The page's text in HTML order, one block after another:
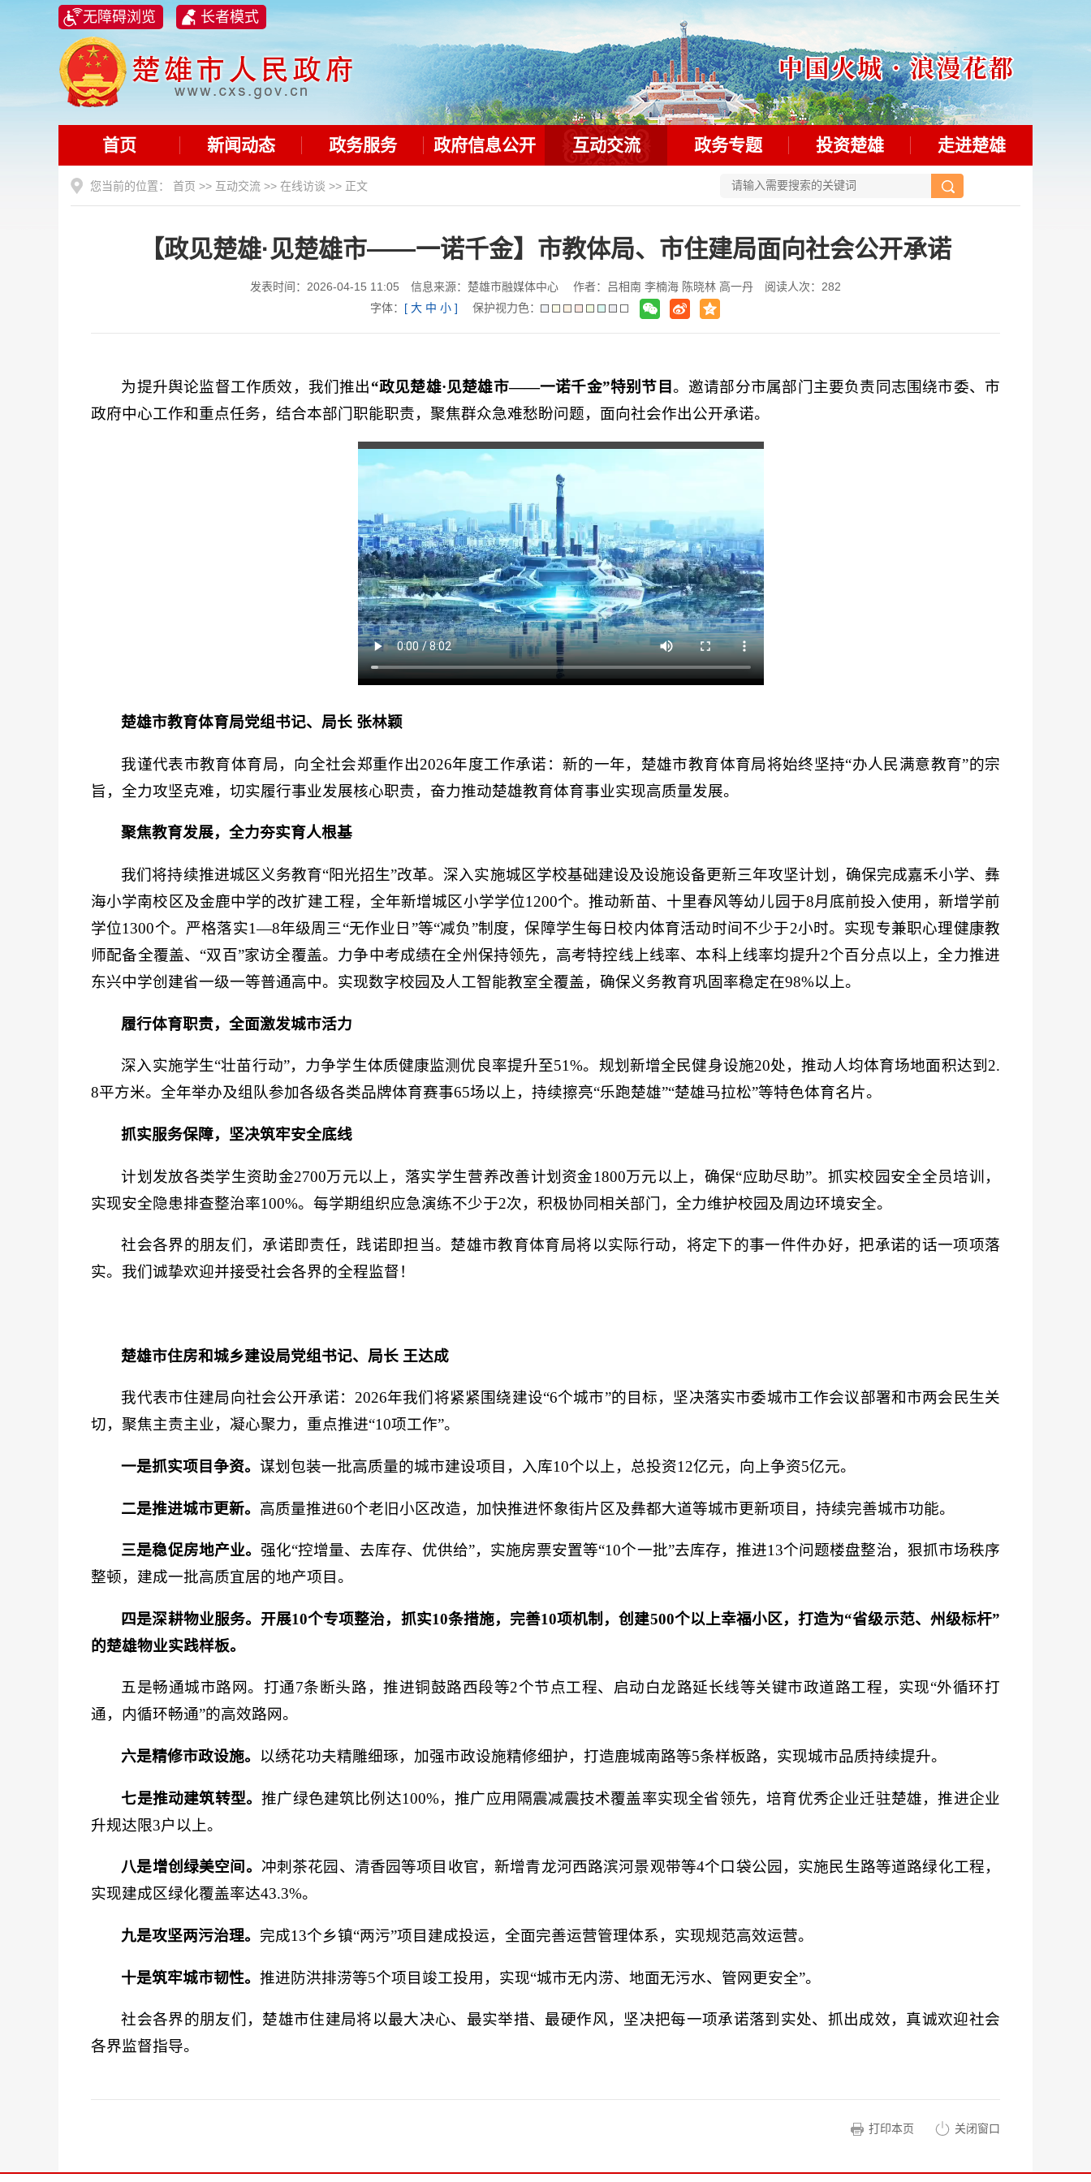
无障碍浏览 长者模式
首页 新闻动态 政务服务 政府信息公开 互动交流 政务专题 投资楚雄 走进楚雄
您当前的位置： 首页 >> 互动交流 >> 在线访谈 >> 正文
【政见楚雄·见楚雄市——一诺千金】市教体局、市住建局面向社会公开承诺
发表时间：2026-04-15 11:05 信息来源：楚雄市融媒体中心 作者：吕相南 李楠海 陈晓林 高一丹 阅读人次： 282
字体： [ 大 中 小] 保护视力色：
为提升舆论监督工作质效，我们推出“政见楚雄·见楚雄市——一诺千金”特别节目。邀请部分市属部门主要负责同志围绕市委、市
政府中心工作和重点任务，结合本部门职能职责，聚焦群众急难愁盼问题，面向社会作出公开承诺。
楚雄市教育体育局党组书记、局长 张林颖
我谨代表市教育体育局，向全社会郑重作出2026年度工作承诺：新的一年，楚雄市教育体育局将始终坚持“办人民满意教育”的宗
旨，全力攻坚克难，切实履行事业发展核心职责，奋力推动楚雄教育体育事业实现高质量发展。
聚焦教育发展，全力夯实育人根基
我们将持续推进城区义务教育“阳光招生”改革。深入实施城区学校基础建设及设施设备更新三年攻坚计划，确保完成嘉禾小学、彝
海小学南校区及金鹿中学的改扩建工程，全年新增城区小学学位1200个。推动新苗、十里春风等幼儿园于8月底前投入使用，新增学前
学位1300个。严格落实1—8年级周三“无作业日”等“减负”制度，保障学生每日校内体育活动时间不少于2小时。实现专兼职心理健康教
师配备全覆盖、“双百”家访全覆盖。力争中考成绩在全州保持领先，高考特控线上线率、本科上线率均提升2个百分点以上，全力推进
东兴中学创建省一级一等普通高中。实现数字校园及人工智能教室全覆盖，确保义务教育巩固率稳定在98%以上。
履行体育职责，全面激发城市活力
深入实施学生“壮苗行动”，力争学生体质健康监测优良率提升至51%。规划新增全民健身设施20处，推动人均体育场地面积达到2.
8平方米。全年举办及组队参加各级各类品牌体育赛事65场以上，持续擦亮“乐跑楚雄”“楚雄马拉松”等特色体育名片。
抓实服务保障，坚决筑牢安全底线
计划发放各类学生资助金2700万元以上，落实学生营养改善计划资金1800万元以上，确保“应助尽助”。抓实校园安全全员培训，
实现安全隐患排查整治率100%。每学期组织应急演练不少于2次，积极协同相关部门，全力维护校园及周边环境安全。
社会各界的朋友们，承诺即责任，践诺即担当。楚雄市教育体育局将以实际行动，将定下的事一件件办好，把承诺的话一项项落
实。我们诚挚欢迎并接受社会各界的全程监督！
楚雄市住房和城乡建设局党组书记、局长 王达成
我代表市住建局向社会公开承诺：2026年我们将紧紧围绕建设“6个城市”的目标，坚决落实市委城市工作会议部署和市两会民生关
切，聚焦主责主业，凝心聚力，重点推进“10项工作”。
一是抓实项目争资。谋划包装一批高质量的城市建设项目，入库10个以上，总投资12亿元，向上争资5亿元。
二是推进城市更新。 高质量推进60个老旧小区改造，加快推进怀象街片区及彝都大道等城市更新项目，持续完善城市功能。
三是稳促房地产业。 强化“控增量、去库存、优供给”，实施房票安置等“10个一批”去库存，推进13个问题楼盘整治，狠抓市场秩序
整顿，建成一批高质宜居的地产项目。
四是深耕物业服务。开展10个专项整治，抓实10条措施，完善10项机制，创建500个以上幸福小区，打造为“省级示范、州级标杆”
的楚雄物业实践样板。
五是畅通城市路网。打通7条断头路，推进铜鼓路西段等2个节点工程、启动白龙路延长线等关键市政道路工程，实现“外循环打
通，内循环畅通”的高效路网。
六是精修市政设施。 以绣花功夫精雕细琢，加强市政设施精修细护，打造鹿城南路等5条样板路，实现城市品质持续提升。
七是推动建筑转型。推广绿色建筑比例达100%，推广应用隔震减震技术覆盖率实现全省领先，培育优秀企业迁驻楚雄，推进企业
升规达限3户以上。
八是增创绿美空间。 冲刺茶花园、清香园等项目收官，新增青龙河西路滨河景观带等4个口袋公园，实施民生路等道路绿化工程，
实现建成区绿化覆盖率达43.3%。
九是攻坚两污治理。 完成13个乡镇“两污”项目建成投运，全面完善运营管理体系，实现规范高效运营。
十是筑牢城市韧性。推进防洪排涝等5个项目竣工投用，实现“城市无内涝、地面无污水、管网更安全”。
社会各界的朋友们，楚雄市住建局将以最大决心、最实举措、最硬作风，坚决把每一项承诺落到实处、抓出成效，真诚欢迎社会
各界监督指导。
打印本页 关闭窗口